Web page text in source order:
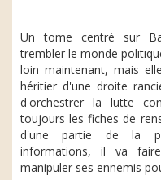
Un tome centré sur
trembler le monde
loin maintenant, mais
héritier d'une droite
d'orchestrer la lutte
toujours les fiches de
d'une partie de la
informations, il va
manipuler ses ennemis